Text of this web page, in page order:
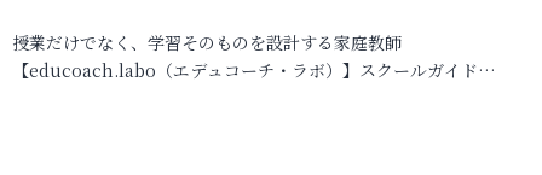
授業だけでなく、学習そのものを設計する家庭教師
【educoach.labo（エデュコーチ・ラボ）】スクールガイド…